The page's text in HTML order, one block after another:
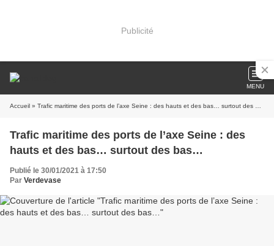
Publicité
MENU
Accueil » Trafic maritime des ports de l’axe Seine : des hauts et des bas… surtout des bas…
Trafic maritime des ports de l’axe Seine : des
hauts et des bas… surtout des bas…
Publié le 30/01/2021 à 17:50
Par Verdevase